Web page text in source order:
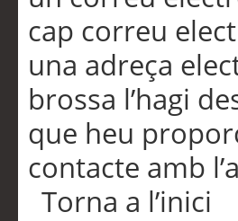
cap correu
una adreça
brossa l’hagi
que heu
contacte amb
Torna a l’inici